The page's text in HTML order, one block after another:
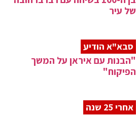
של עיר
סבא"א הודיע
"הבנות עם איראן על המשך
הפיקוח"
אחרי 25 שנה